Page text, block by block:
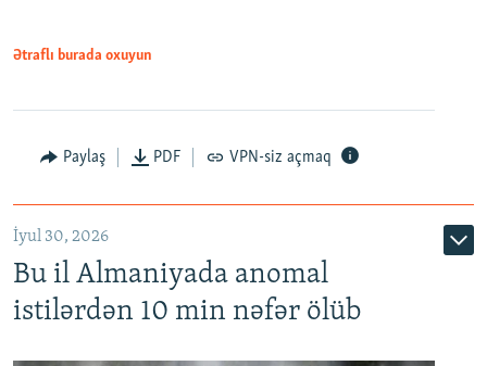
Ətraflı burada oxuyun
Paylaş PDF VPN-siz açmaq
İyul 30, 2026
Bu il Almaniyada anomal
istilərdən 10 min nəfər ölüb